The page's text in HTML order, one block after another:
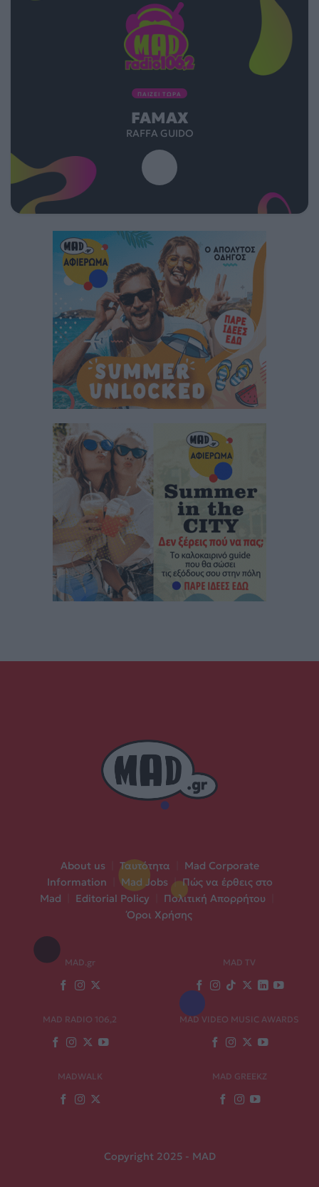
ΠΑΙΖΕΙ ΤΩΡΑ
FAMAX
RAFFA GUIDO
About us Ταυτότητα
Mad Corporate
Information
Mad Jobs | Πώς να έρθεις στο
Mad
Editorial Policy Πολιτική Απορρήτου
Όροι Χρήσης
MAD.gr MAD TV
MAD RADIO 106,2 MAD VIDEO MUSIC AWARDS
MADWALK MAD GREEKZ
Copyright 2025 - MAD